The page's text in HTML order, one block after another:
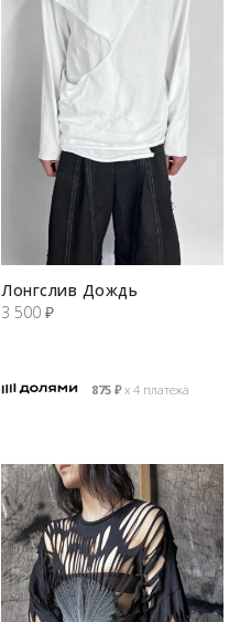
Лонгслив Дождь
3 500 ₽
875 ₽х 4 платежа